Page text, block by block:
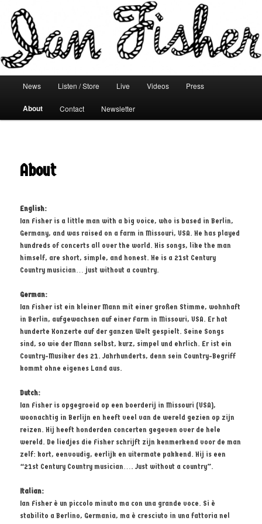
Skip to primary content
Skip to secondary content
News Listen / Store Live Videos Press
About Contact Newsletter
About
English:
Ian Fisher is a little man with a big voice, who is based in Berlin,
Germany, and was raised on a farm in Missouri, USA. He has played
hundreds of concerts all over the world. His songs, like the man
himself, are short, simple, and honest. He is a 21st Century
Country musician… just without a country.
German:
Ian Fisher ist ein kleiner Mann mit einer großen Stimme, wohnhaft
in Berlin, aufgewachsen auf einer Farm in Missouri, USA. Er hat
hunderte Konzerte auf der ganzen Welt gespielt. Seine Songs
sind, so wie der Mann selbst, kurz, simpel und ehrlich. Er ist ein
Country-Musiker des 21. Jahrhunderts, denn sein Country-Begriff
kommt ohne eigenes Land aus.
Dutch:
Ian Fisher is opgegroeid op een boerderij in Missouri (USA),
woonachtig in Berlijn en heeft veel van de wereld gezien op zijn
reizen. Hij heeft honderden concerten gegeven over de hele
wereld. De liedjes die Fisher schrijft zijn kenmerkend voor de man
zelf: kort, eenvoudig, eerlijk en uitermate pakkend. Hij is een
“21st Century Country musician…. Just without a country”.
Italian:
Ian Fisher è un piccolo minuto ma con una grande voce. Si è
stabilito a Berlino, Germania, ma è cresciuto in una fattoria nel